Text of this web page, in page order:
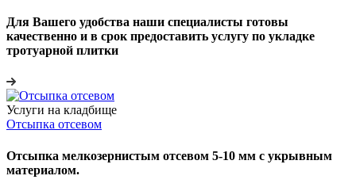
Для Вашего удобства наши специалисты готовы
качественно и в срок предоставить услугу по укладке
тротуарной плитки
Услуги на кладбище
Отсыпка отсевом
Отсыпка мелкозернистым отсевом 5-10 мм с укрывным
материалом.